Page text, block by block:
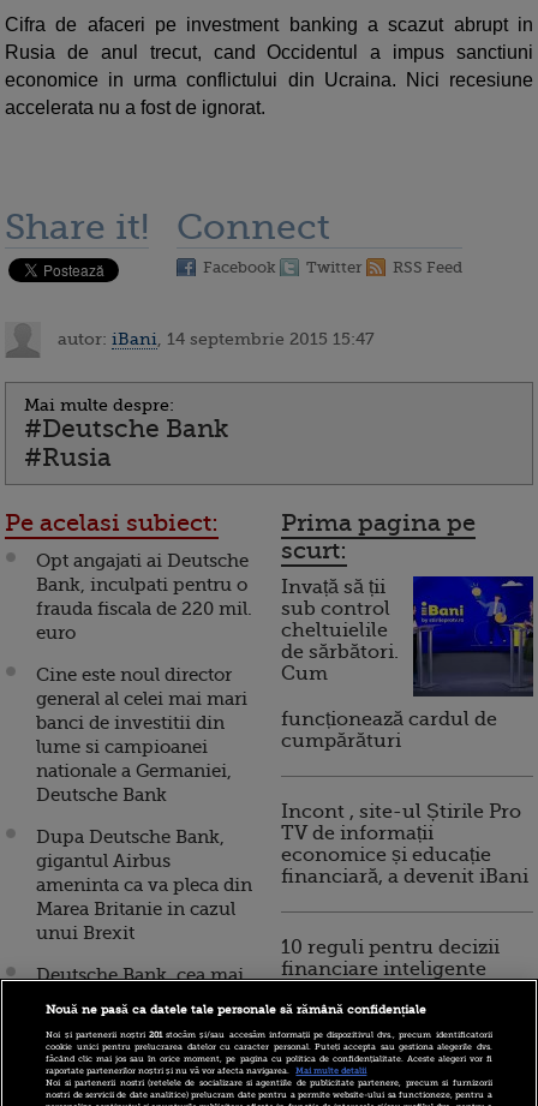
Cifra de afaceri pe investment banking a scazut abrupt in
Rusia de anul trecut, cand Occidentul a impus sanctiuni
economice in urma conflictului din Ucraina. Nici recesiune
accelerata nu a fost de ignorat.
Share it! Connect
Facebook Twitter RSS Feed
autor: iBani , 14 septembrie 2015 15:47
Mai multe despre:
#Deutsche Bank
#Rusia
Pe acelasi subiect:
Opt angajati ai Deutsche
Bank, inculpati pentru o
frauda fiscala de 220 mil.
euro
Cine este noul director
general al celei mai mari
banci de investitii din
lume si campioanei
nationale a Germaniei,
Deutsche Bank
Dupa Deutsche Bank,
gigantul Airbus
ameninta ca va pleca din
Marea Britanie in cazul
unui Brexit
Deutsche Bank, cea mai
mare banca din
de cheltuieli de 3,5 mld.
euro, dar nu
impresioneaza
Prima pagina pe
scurt:
Invață să ții
sub control
cheltuielile
de sărbători.
Cum
funcționează cardul de
cumpărături
Incont , site-ul Știrile Pro
TV de informații
economice și educație
financiară, a devenit iBani
10 reguli pentru decizii
financiare inteligente
Nouă ne pasă ca datele tale personale să rămână confidențiale
Noi și partenerii noștri201stocăm și/sau accesăm informații pe dispozitivul dvs., precum identificatorii
cookie unici pentru prelucrarea datelor cu caracter personal. Puteți accepta sau gestiona alegerile dvs.
făcând clic mai jos sau în orice moment, pe pagina cu politica de confidențialitate. Aceste alegeri vor fi
raportate partenerilor noștri și nu vă vor afecta navigarea.
Mai multe detalii
Noi si partenerii nostri (retelele de socializare si agentiile de publicitate partenere, precum si furnizorii
nostri de servicii de date analitice) prelucram date pentru a permite website-ului sa functioneze, pentru a